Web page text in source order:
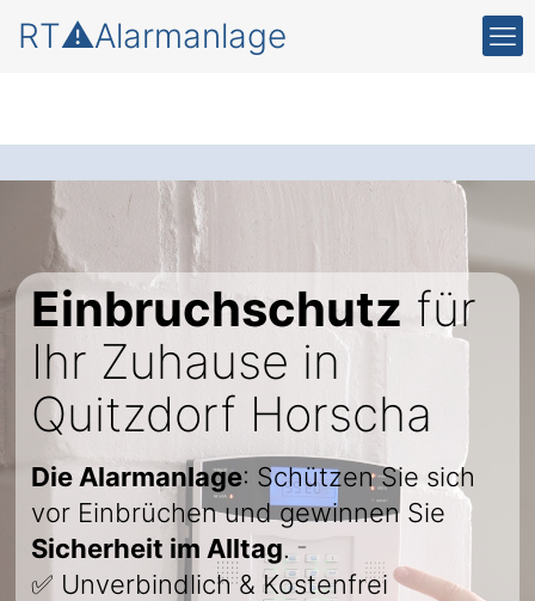
RT⚠️Alarmanlage
Einbruchschutz für
Ihr Zuhause in
Quitzdorf Horscha
Die Alarmanlage: Schützen Sie sich
vor Einbrüchen und gewinnen Sie
Sicherheit im Alltag.
✅ Unverbindlich & Kostenfrei